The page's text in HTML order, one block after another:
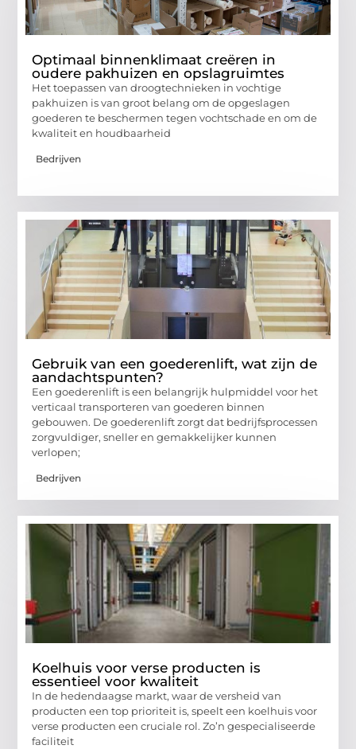
Optimaal binnenklimaat creëren in
oudere pakhuizen en opslagruimtes
Het toepassen van droogtechnieken in vochtige
pakhuizen is van groot belang om de opgeslagen
goederen te beschermen tegen vochtschade en om de
kwaliteit en houdbaarheid
Bedrijven
Gebruik van een goederenlift, wat zijn de
aandachtspunten?
Een goederenlift is een belangrijk hulpmiddel voor het
verticaal transporteren van goederen binnen
gebouwen. De goederenlift zorgt dat bedrijfsprocessen
zorgvuldiger, sneller en gemakkelijker kunnen
verlopen;
Bedrijven
Koelhuis voor verse producten is
essentieel voor kwaliteit
In de hedendaagse markt, waar de versheid van
producten een top prioriteit is, speelt een koelhuis voor
verse producten een cruciale rol. Zo’n gespecialiseerde
faciliteit